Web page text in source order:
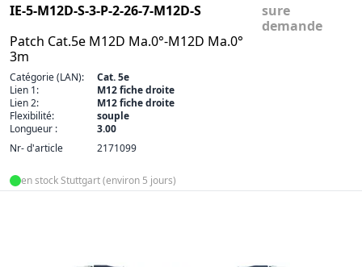
IE-5-M12D-S-3-P-2-26-7-M12D-S
Patch Cat.5e M12D Ma.0°-M12D Ma.0°
3m
sure
demande
Catégorie (LAN):
Cat. 5e
Lien 1:
M12 fiche droite
Lien 2:
M12 fiche droite
Flexibilité:
souple
Longueur :
3.00
Nr- d'article
2171099
en stock Stuttgart (environ 5 jours)